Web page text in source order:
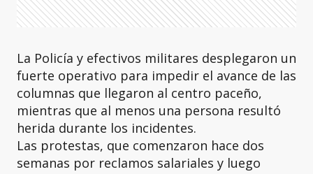
La Policía y efectivos militares desplegaron un
fuerte operativo para impedir el avance de las
columnas que llegaron al centro paceño,
mientras que al menos una persona resultó
herida durante los incidentes.
Las protestas, que comenzaron hace dos
semanas por reclamos salariales y luego